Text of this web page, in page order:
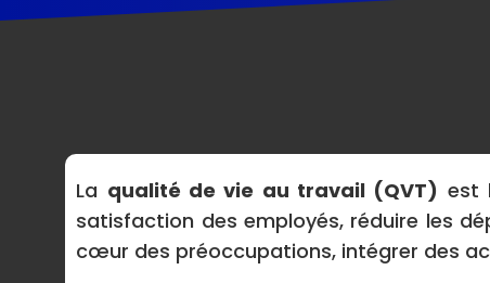
La qualité de vie au travail (QVT) est
satisfaction des employés, réduire les
cœur des préoccupations, intégrer des